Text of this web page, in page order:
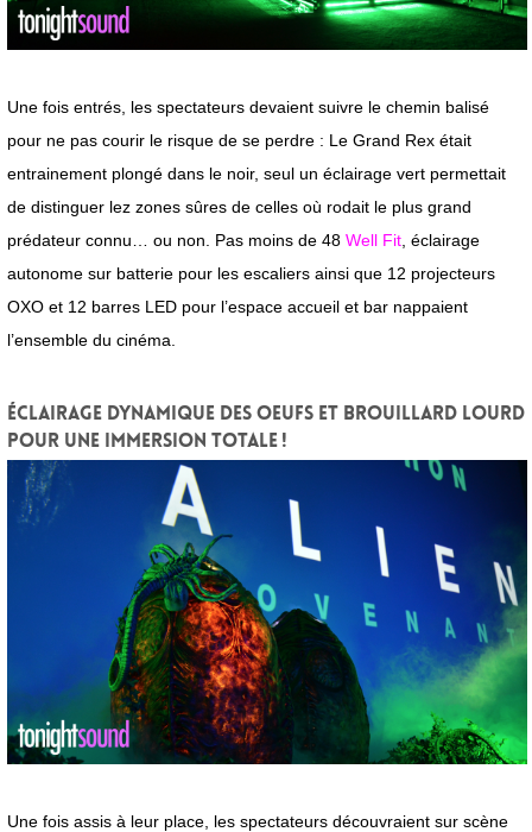
Une fois entrés, les spectateurs devaient suivre le chemin balisé
pour ne pas courir le risque de se perdre : Le Grand Rex était
entrainement plongé dans le noir, seul un éclairage vert permettait
de distinguer lez zones sûres de celles où rodait le plus grand
prédateur connu… ou non. Pas moins de 48 Well Fit , éclairage
autonome sur batterie pour les escaliers ainsi que 12 projecteurs
OXO et 12 barres LED pour l’espace accueil et bar nappaient
l’ensemble du cinéma.
Éclairage dynamique des Oeufs et Brouillard lourd
pour une immersion totale !
Une fois assis à leur place, les spectateurs découvraient sur scène